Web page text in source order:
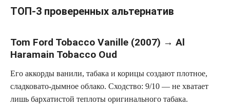
ТОП-3 проверенных альтернатив
Tom Ford Tobacco Vanille (2007) → Al
Haramain Tobacco Oud
Его аккорды ванили, табака и корицы создают плотное,
сладковато-дымное облако. Сходство: 9/10 — не хватает
лишь бархатистой теплоты оригинального табака.